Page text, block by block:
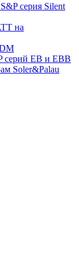
серия Silent
на
серий EB и EBB
Soler&Palau